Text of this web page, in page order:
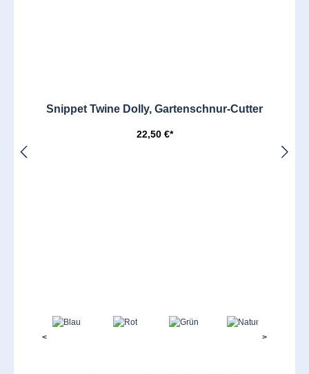
Snippet Twine Dolly, Gartenschnur-Cutter
22,50 €*
< >